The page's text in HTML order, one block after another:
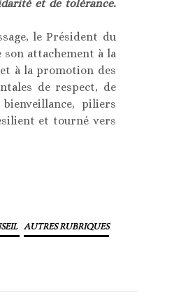
et de tolérance.
le Président du
son attachement à la
à la promotion des
de respect, de
piliers
et tourné vers
AUTRES RUBRIQUES